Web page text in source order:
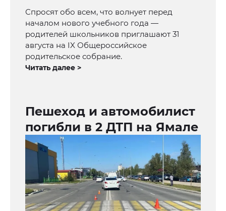
Спросят обо всем, что волнует перед
началом нового учебного года —
родителей школьников приглашают 31
августа на IX Общероссийское
родительское собрание.
Читать далее >
Пешеход и автомобилист
погибли в 2 ДТП на Ямале